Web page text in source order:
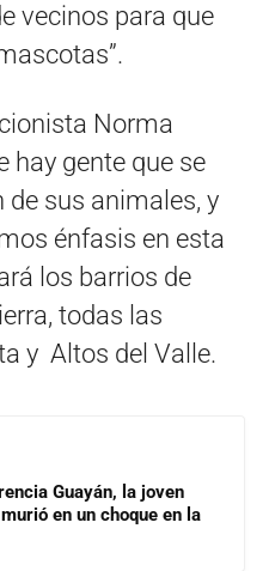
vecinos para que
Norma
hay gente que se
sus animales, y
énfasis en esta
los barrios de
todas las
y Altos del Valle.
Guayán, la joven
en un choque en la